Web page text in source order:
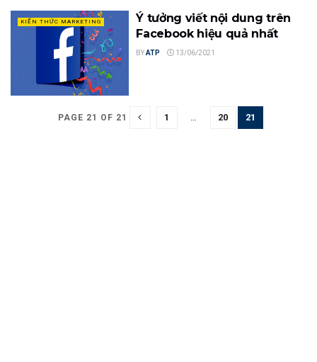
KIẾN THỨC MARKETING
Ý tưởng viết nội dung trên
Facebook hiệu quả nhất
BYATP 13/06/2021
PAGE 21 OF 21 1 20 21